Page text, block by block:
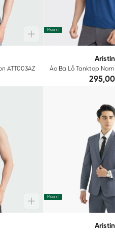
ATT003AZ
Mua sỉ
Áo Ba Lỗ Tanktop Nam
Mua sỉ